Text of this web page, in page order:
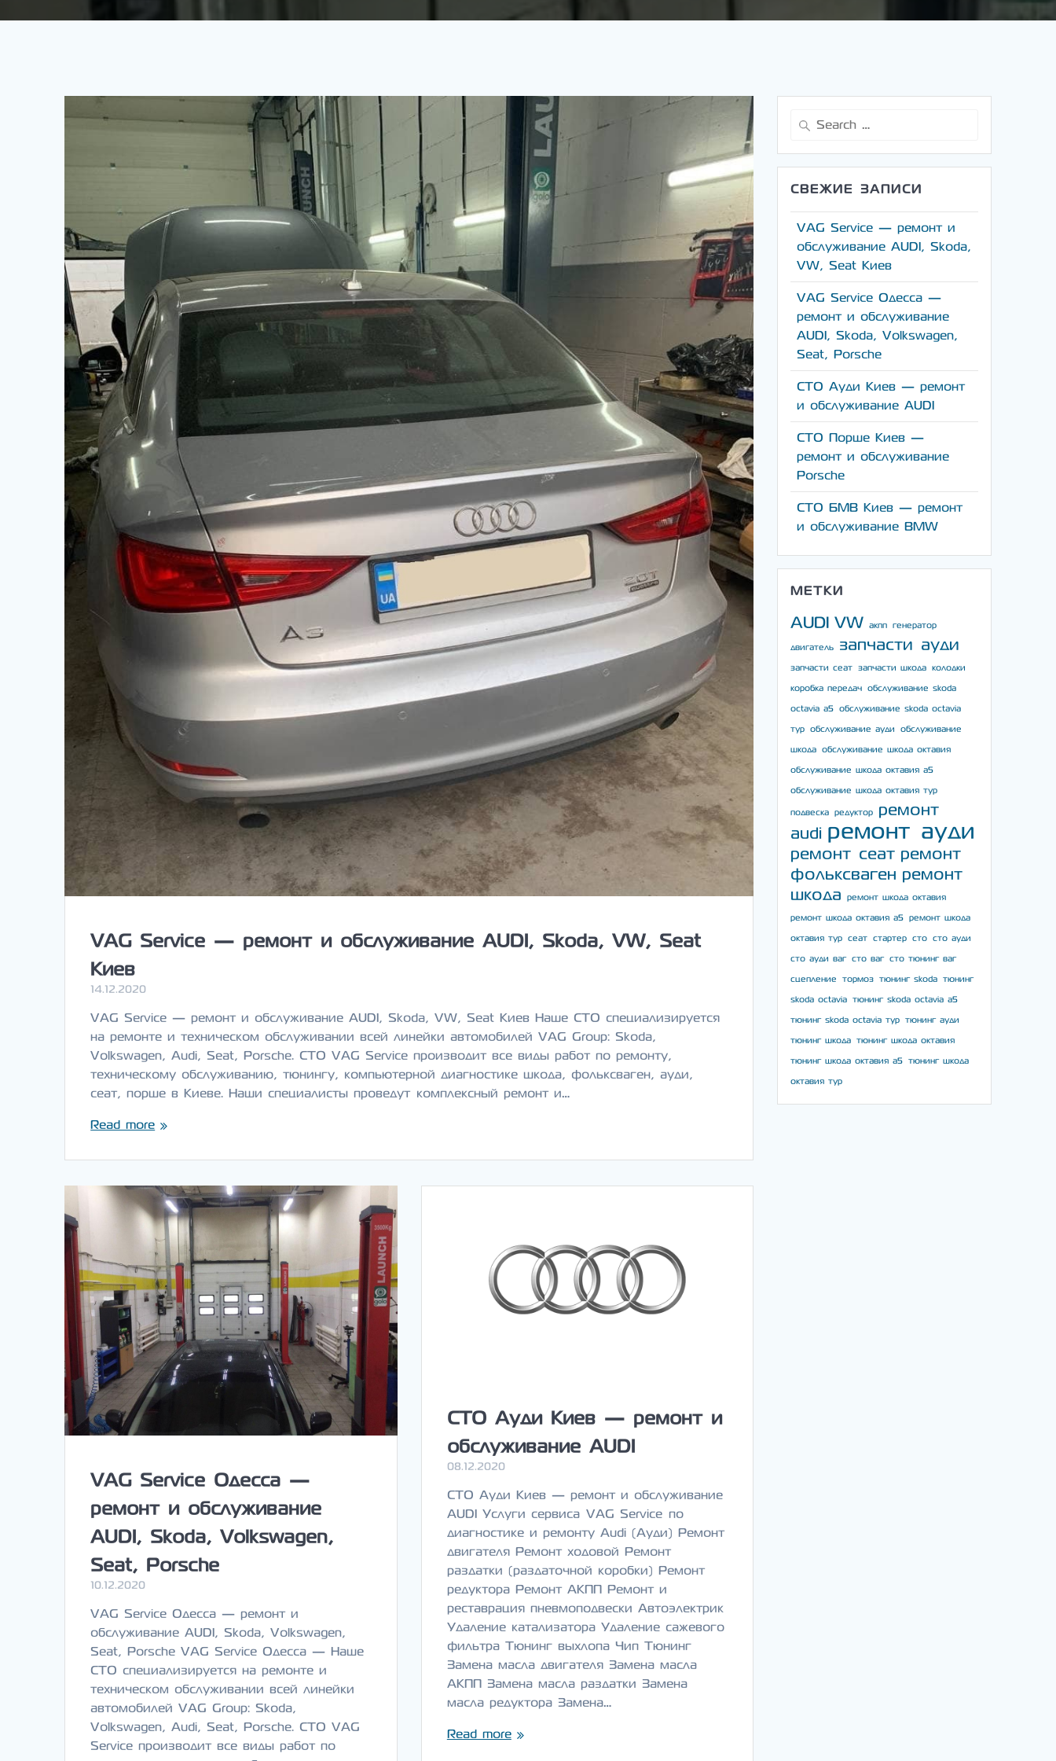
VAG Service — ремонт и обслуживание AUDI, Skoda, VW, Seat
Киев
14.12.2020
VAG Service — ремонт и обслуживание AUDI, Skoda, VW, Seat Киев Наше СТО специализируется
на ремонте и техническом обслуживании всей линейки автомобилей VAG Group: Skoda,
Volkswagen, Audi, Seat, Porsche. СТО VAG Service производит все виды работ по ремонту,
техническому обслуживанию, тюнингу, компьютерной диагностике шкода, фольксваген, ауди,
сеат, порше в Киеве. Наши специалисты проведут комплексный ремонт и…
Read more
VAG Service Одесса —
ремонт и обслуживание
AUDI, Skoda, Volkswagen,
Seat, Porsche
10.12.2020
VAG Service Одесса — ремонт и
обслуживание AUDI, Skoda, Volkswagen,
Seat, Porsche VAG Service Одесса — Наше
СТО специализируется на ремонте и
техническом обслуживании всей линейки
автомобилей VAG Group: Skoda,
Volkswagen, Audi, Seat, Porsche. СТО VAG
Service производит все виды работ по
СТО Ауди Киев — ремонт и
обслуживание AUDI
08.12.2020
СТО Ауди Киев — ремонт и обслуживание
AUDI Услуги сервиса VAG Service по
диагностике и ремонту Audi (Ауди) Ремонт
двигателя Ремонт ходовой Ремонт
раздатки (раздаточной коробки) Ремонт
редуктора Ремонт АКПП Ремонт и
реставрация пневмоподвески Автоэлектрик
Удаление катализатора Удаление сажевого
фильтра Тюнинг выхлопа Чип Тюнинг
Замена масла двигателя Замена масла
АКПП Замена масла раздатки Замена
масла редуктора Замена…
Read more
Search
СВЕЖИЕ ЗАПИСИ
VAG Service — ремонт и
обслуживание AUDI, Skoda,
VW, Seat Киев
VAG Service Одесса —
ремонт и обслуживание
AUDI, Skoda, Volkswagen,
Seat, Porsche
СТО Ауди Киев — ремонт
и обслуживание AUDI
СТО Порше Киев —
ремонт и обслуживание
Porsche
СТО БМВ Киев — ремонт
и обслуживание BMW
МЕТКИ
AUDI VW акпп генератор
двигатель запчасти ауди
запчасти сеат запчасти шкода колодки
коробка передач обслуживание skoda
octavia a5 обслуживание skoda octavia
тур обслуживание ауди обслуживание
шкода обслуживание шкода октавия
обслуживание шкода октавия а5
обслуживание шкода октавия тур
подвеска редуктор
ремонт
audi ремонт ауди
ремонт сеат ремонт
фольксваген ремонт
шкода
ремонт шкода октавия
ремонт шкода октавия а5 ремонт шкода
октавия тур сеат стартер сто сто ауди
сто ауди ваг сто ваг сто тюнинг ваг
сцепление тормоз тюнинг skoda тюнинг
skoda octavia тюнинг skoda octavia a5
тюнинг skoda octavia тур тюнинг ауди
тюнинг шкода тюнинг шкода октавия
тюнинг шкода октавия а5 тюнинг шкода
октавия тур